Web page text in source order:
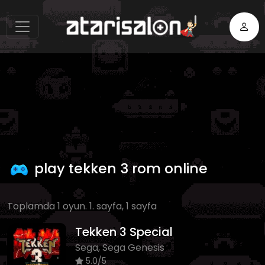
play tekken 3 rom online
Toplamda 1 oyun. 1. sayfa, 1 sayfa
Tekken 3 Special
Sega, Sega Genesis
5.0/5